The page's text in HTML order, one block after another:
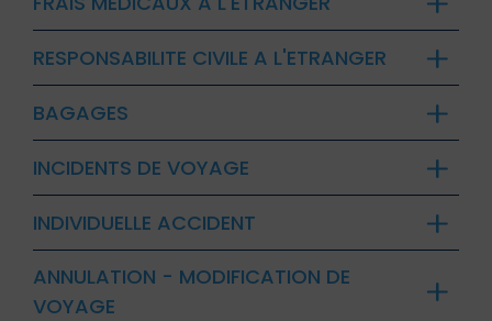
RESPONSABILITE CIVILE A L'ETRANGER
BAGAGES
INCIDENTS DE VOYAGE
INDIVIDUELLE ACCIDENT
ANNULATION - MODIFICATION DE
VOYAGE